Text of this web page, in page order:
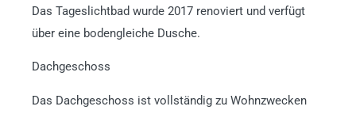
Das Tageslichtbad wurde 2017 renoviert und verfügt
über eine bodengleiche Dusche.
Dachgeschoss
Das Dachgeschoss ist vollständig zu Wohnzwecken